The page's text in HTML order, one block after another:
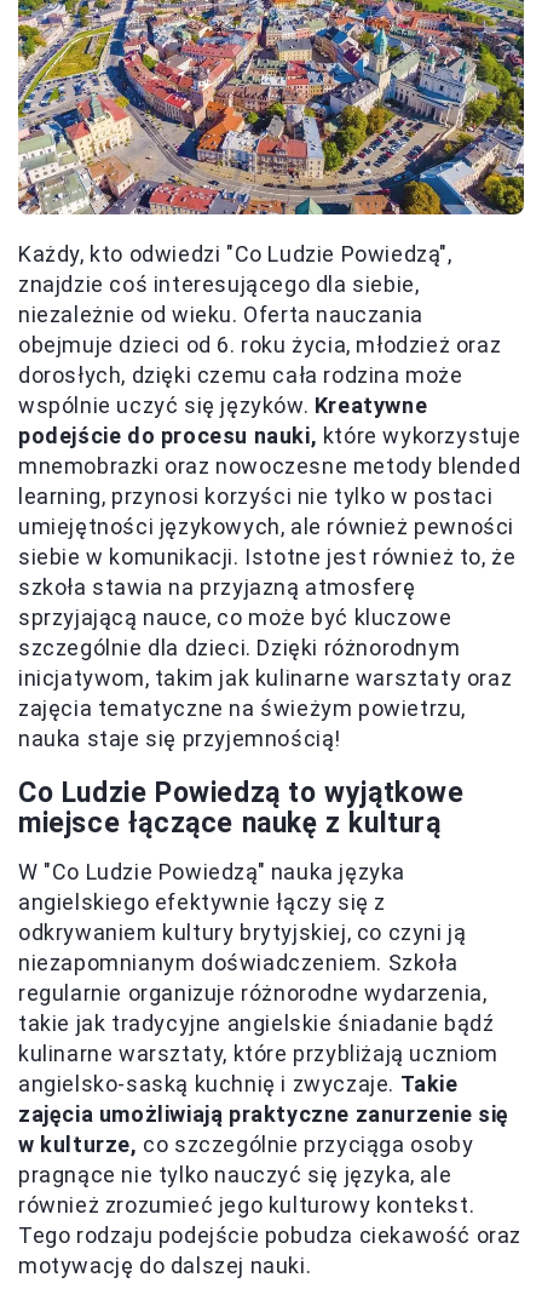
Każdy, kto odwiedzi "Co Ludzie Powiedzą",
znajdzie coś interesującego dla siebie,
niezależnie od wieku. Oferta nauczania
obejmuje dzieci od 6. roku życia, młodzież oraz
dorosłych, dzięki czemu cała rodzina może
wspólnie uczyć się języków. Kreatywne
podejście do procesu nauki, które wykorzystuje
mnemobrazki oraz nowoczesne metody blended
learning, przynosi korzyści nie tylko w postaci
umiejętności językowych, ale również pewności
siebie w komunikacji. Istotne jest również to, że
szkoła stawia na przyjazną atmosferę
sprzyjającą nauce, co może być kluczowe
szczególnie dla dzieci. Dzięki różnorodnym
inicjatywom, takim jak kulinarne warsztaty oraz
zajęcia tematyczne na świeżym powietrzu,
nauka staje się przyjemnością!
Co Ludzie Powiedzą to wyjątkowe
miejsce łączące naukę z kulturą
W "Co Ludzie Powiedzą" nauka języka
angielskiego efektywnie łączy się z
odkrywaniem kultury brytyjskiej, co czyni ją
niezapomnianym doświadczeniem. Szkoła
regularnie organizuje różnorodne wydarzenia,
takie jak tradycyjne angielskie śniadanie bądź
kulinarne warsztaty, które przybliżają uczniom
angielsko-saską kuchnię i zwyczaje. Takie
zajęcia umożliwiają praktyczne zanurzenie się
w kulturze, co szczególnie przyciąga osoby
pragnące nie tylko nauczyć się języka, ale
również zrozumieć jego kulturowy kontekst.
Tego rodzaju podejście pobudza ciekawość oraz
motywację do dalszej nauki.